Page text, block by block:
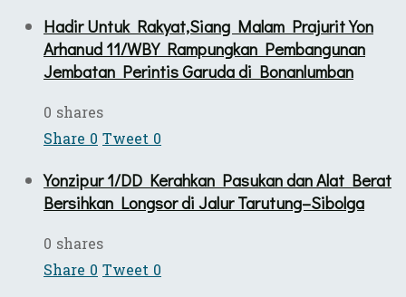
Hadir Untuk Rakyat,Siang Malam Prajurit Yon
Arhanud 11/WBY Rampungkan Pembangunan
Jembatan Perintis Garuda di Bonanlumban
0 shares
Share0Tweet0
Yonzipur 1/DD Kerahkan Pasukan dan Alat Berat
Bersihkan Longsor di Jalur Tarutung–Sibolga
0 shares
Share0Tweet0